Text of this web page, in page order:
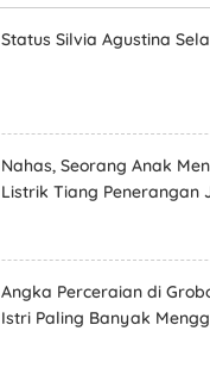
Status Silvia Agustina
Nahas, Seorang Anak
Listrik Tiang Penerangan
Angka Perceraian di
Istri Paling Banyak